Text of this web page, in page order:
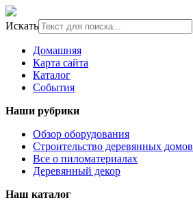
Искать
Домашняя
Карта сайта
Каталог
События
Наши рубрики
Обзор оборудования
Строительство деревянных домов
Все о пиломатериалах
Деревянный декор
Наш каталог